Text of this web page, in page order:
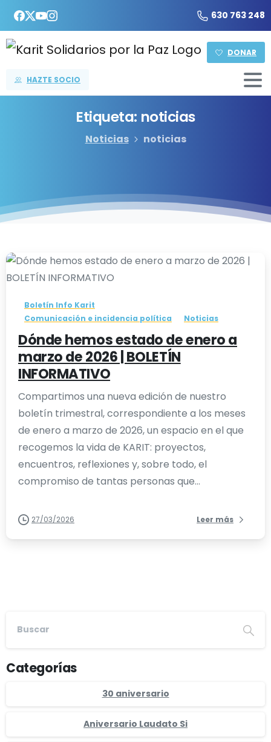
630 763 248
DONAR
HAZTE SOCIO
Etiqueta: noticias
Noticias noticias
-
Boletín Info Karit
Comunicación e incidencia política
Noticias
Dónde hemos estado de enero a
marzo de 2026 | BOLETÍN
INFORMATIVO
Compartimos una nueva edición de nuestro
boletín trimestral, correspondiente a los meses
de enero a marzo de 2026, un espacio en el que
recogemos la vida de KARIT: proyectos,
encuentros, reflexiones y, sobre todo, el
compromiso de tantas personas que...
27/03/2026 Leer más
Categorías
30 aniversario
Aniversario Laudato Si